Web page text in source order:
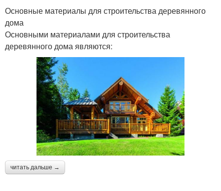
Основные материалы для строительства деревянного
дома
Основными материалами для строительства
деревянного дома являются:
читать дальше →